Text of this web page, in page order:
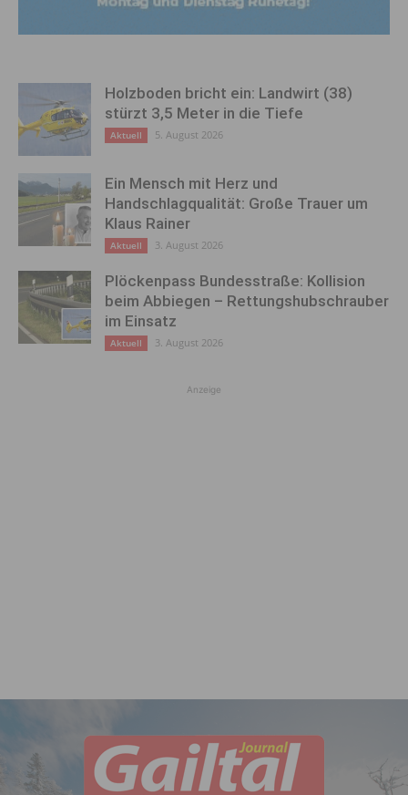
Holzboden bricht ein: Landwirt (38)
stürzt 3,5 Meter in die Tiefe
Aktuell 5. August 2026
Ein Mensch mit Herz und
Handschlagqualität: Große Trauer um
Klaus Rainer
Aktuell 3. August 2026
Plöckenpass Bundesstraße: Kollision
beim Abbiegen – Rettungshubschrauber
im Einsatz
Aktuell 3. August 2026
Anzeige